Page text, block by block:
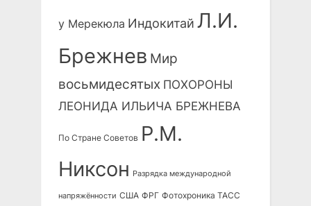
у Мерекюла Индокитай Л.И.
Брежнев Мир
восьмидесятых ПОХОРОНЫ
ЛЕОНИДА ИЛЬИЧА БРЕЖНЕВА
По Стране Советов Р.М.
Никсон
Разрядка международной
напряжённости США ФРГ Фотохроника ТАСС